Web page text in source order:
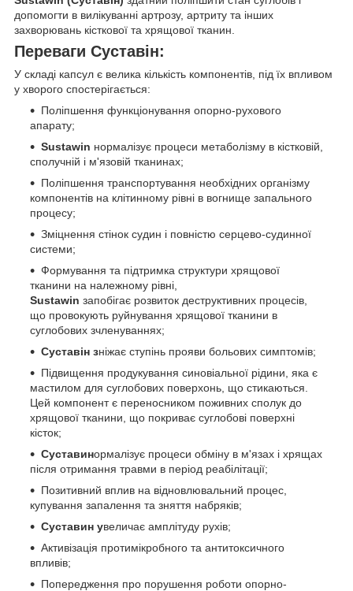
допомогти в вилікуванні артрозу, артриту та інших
захворювань кісткової та хрящової тканин.
Переваги Суставін:
У складі капсул є велика кількість компонентів, під їх впливом
у хворого спостерігається:
Поліпшення функціонування опорно-рухового
апарату;
Sustawin нормалізує процеси метаболізму в кістковій,
сполучній і м'язовій тканинах;
Поліпшення транспортування необхідних організму
компонентів на клітинному рівні в вогнище запального
процесу;
Зміцнення стінок судин і повністю серцево-судинної
системи;
Формування та підтримка структури хрящової
тканини на належному рівні,
Sustawin запобігає розвиток деструктивних процесів,
що провокують руйнування хрящової тканини в
суглобових зчленуваннях;
Суставін зніжає ступінь прояви больових симптомів;
Підвищення продукування синовіальної рідини, яка є
мастилом для суглобових поверхонь, що стикаються.
Цей компонент є переносником поживних сполук до
хрящової тканини, що покриває суглобові поверхні
кісток;
Суставинормалізує процеси обміну в м'язах і хрящах
після отримання травми в період реабілітації;
Позитивний вплив на відновлювальний процес,
купування запалення та зняття набряків;
Суставин увеличає амплітуду рухів;
Активізація протимікробного та антитоксичного
впливів;
Попередження про порушення роботи опорно-